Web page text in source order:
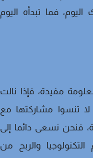
فما تبدأه اليوم
مفيدة، فإذا نالت
تنسوا مشاركتها مع
فنحن نسعى دائما إلى
والربح من